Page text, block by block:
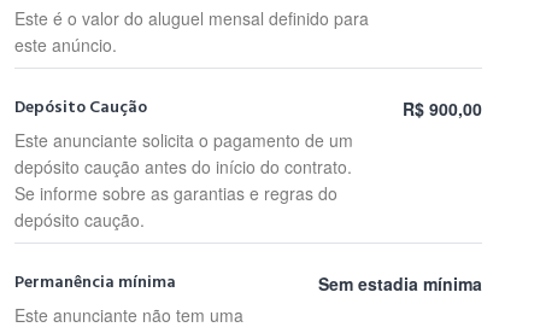
Este é o valor do aluguel mensal definido para
este anúncio.
Depósito Caução
Este anunciante solicita o pagamento de um
depósito caução antes do início do contrato.
Se informe sobre as garantias e regras do
depósito caução.
R$ 900,00
Permanência mínima
Este anunciante não tem uma
Sem estadia mínima